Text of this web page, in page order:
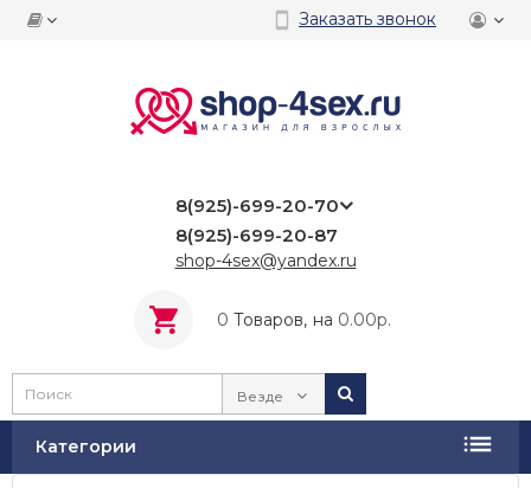
Заказать звонок
8(925)-699-20-70
8(925)-699-20-87
shop-4sex@yandex.ru
0 Tоваров, на 0.00р.
Везде
Категории